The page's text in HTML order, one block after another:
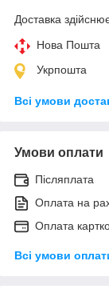
Доставка
Нова Пошта
Укрпошта
Всі умови
Умови оплати
Післяплата
Оплата на
Оплата
Всі умови